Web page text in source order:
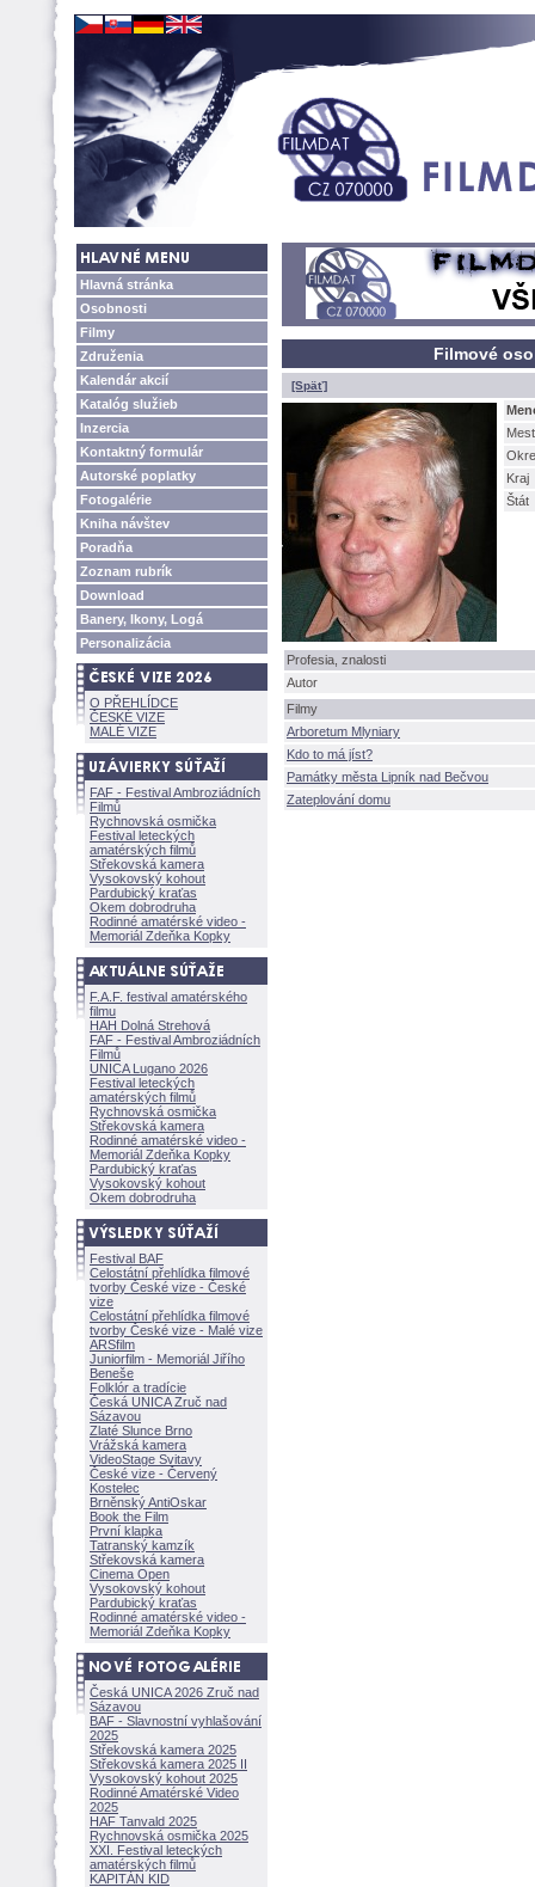
Hlavná stránka
Osobnosti
Filmy
Združenia
Kalendár akcií
Katalóg služieb
Inzercia
Kontaktný formulár
Autorské poplatky
Fotogalérie
Kniha návštev
Poradňa
Zoznam rubrík
Download
Banery, Ikony, Log
Personalizácia
O PŘEHLÍDCE
ČESKÉ VIZE
MALÉ VIZE
FAF - Festival Ambroziádních
Filmů
Rychnovská osmička
Festival leteckých
amatérských filmů
Střekovská kamera
Vysokovský kohout
Pardubický kraťas
Okem dobrodruha
Rodinné amatérské video -
Memoriál Zdeňka Kopky
F.A.F. festival amatérského
filmu
HAH Dolná Strehov
FAF - Festival Ambroziádních
Filmů
UNICA Lugano 2026
Festival leteckých
amatérských filmů
Rychnovská osmička
Střekovská kamera
Rodinné amatérské video -
Memoriál Zdeňka Kopky
Pardubický kraťas
Vysokovský kohout
Okem dobrodruha
Festival BAF
Celostátní přehlídka filmové
tvorby České vize - České
vize
Celostátní přehlídka filmové
tvorby České vize - Malé vize
ARSfilm
Juniorfilm - Memoriál Jiřího
Beneše
Folklór a tradície
Česká UNICA Zruč nad
Sázavou
Zlaté Slunce Brno
Vrážská kamera
VideoStage Svitavy
České vize - Červený
Kostelec
Brněnský AntiOskar
Book the Film
První klapka
Tatranský kamzík
Střekovská kamera
Cinema Open
Vysokovský kohout
Pardubický kraťas
Rodinné amatérské video -
Memoriál Zdeňka Kopky
Česká UNICA 2026 Zruč nad
Sázavou
BAF - Slavnostní vyhlašování
2025
Střekovská kamera 2025
Střekovská kamera 2025 II
Vysokovský kohout 2025
Rodinné Amatérské Video
2025
HAF Tanvald 2025
Rychnovská osmička 2025
XXI. Festival leteckých
amatérských filmů
KAPITÁN KID
Filmové
[Späť]
Kraj
tát
Profesia, znalosti
Autor
Filmy
Arboretum Mlyniary
Kdo to má jíst?
Památky města Lipník nad Bečvou
Zateplování domu